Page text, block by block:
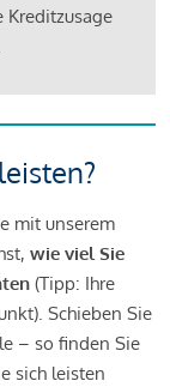
Kreditzusage
mit unserem
wie viel Sie
(Tipp: Ihre
Schieben Sie
– so finden Sie
sich leisten